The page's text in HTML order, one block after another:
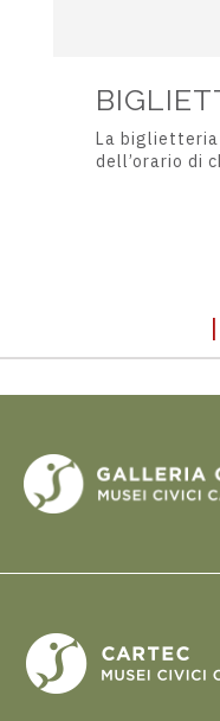
La biglietteria
dell’orario di